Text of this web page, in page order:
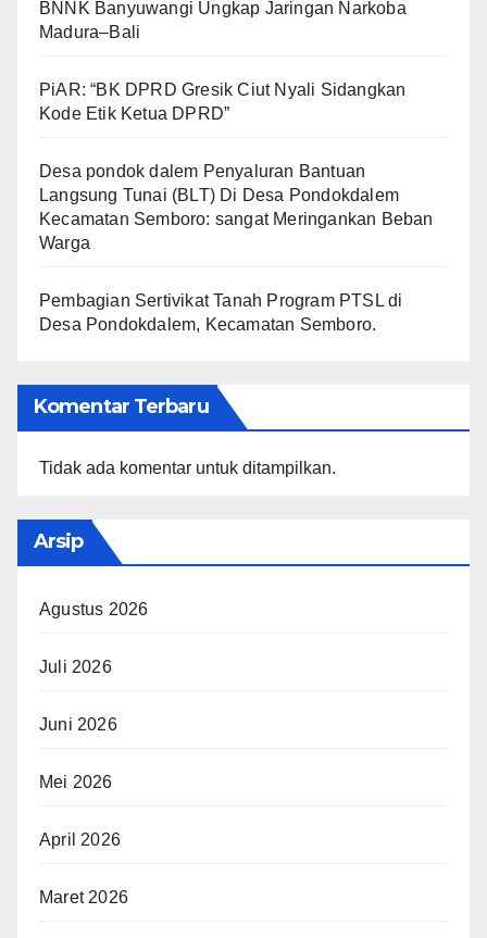
BNNK Banyuwangi Ungkap Jaringan Narkoba
Madura–Bali
PiAR: “BK DPRD Gresik Ciut Nyali Sidangkan
Kode Etik Ketua DPRD”
Desa pondok dalem Penyaluran Bantuan
Langsung Tunai (BLT) Di Desa Pondokdalem
Kecamatan Semboro: sangat Meringankan Beban
Warga
Pembagian Sertivikat Tanah Program PTSL di
Desa Pondokdalem, Kecamatan Semboro.
Komentar Terbaru
Tidak ada komentar untuk ditampilkan.
Arsip
Agustus 2026
Juli 2026
Juni 2026
Mei 2026
April 2026
Maret 2026